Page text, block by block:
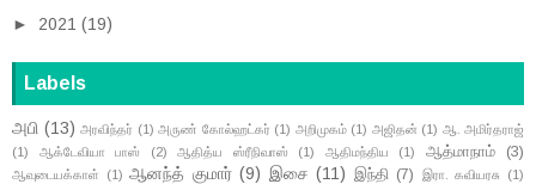
► 2021 (19)
Labels
அபி (13) அரவிந்தர் (1) அருண் கோல்ஹட்கர் (1) அறிமுகம் (1) அஜிதன் (1) ஆ. அமிர்தராஜ்
(1)
ஆக்டேவியா பாஸ் (2) ஆதித்ய ஸ்ரீநிவாஸ் (1) ஆதிமந்திய (1) ஆத்மாநாம் (3)
ஆவுடையக்காள் (1) ஆனந்த் குமார் (9) இசை (11) இந்தி (7) இரா. கவியரசு
(1)